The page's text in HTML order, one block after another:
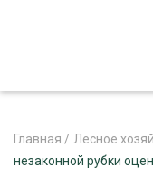
Главная / Лесное
незаконной рубки